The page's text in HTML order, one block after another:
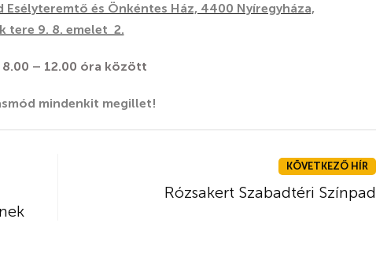
és Önkéntes Ház, 4400 Nyíregyháza,
tere 9. 8. emelet 2.
8.00 – 12.00 óra között
mindenkit megillet!
KÖVETKEZŐ HÍR
Rózsakert Szabadtéri Színpad